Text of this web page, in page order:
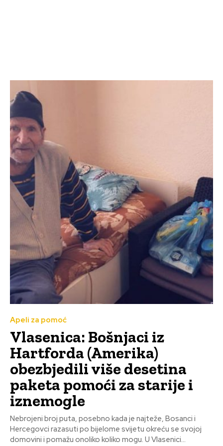
Apeli za pomoć
Vlasenica: Bošnjaci iz
Hartforda (Amerika)
obezbjedili više desetina
paketa pomoći za starije i
iznemogle
Nebrojeni broj puta, posebno kada je najteže, Bosanci i
Hercegovci razasuti po bijelome svijetu okreću se svojoj
domovini i pomažu onoliko koliko mogu. U Vlasenici...